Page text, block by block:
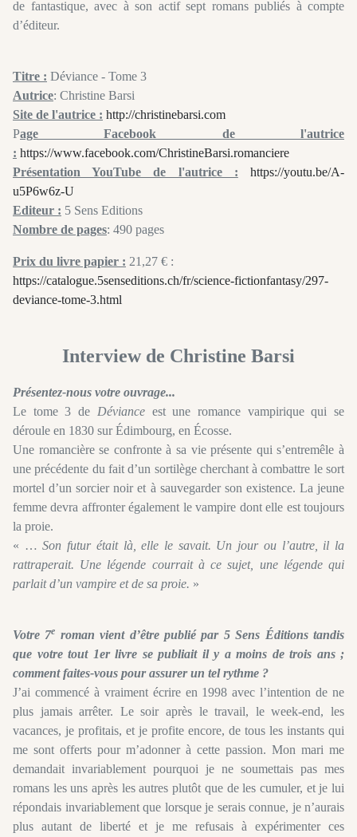
de fantastique, avec à son actif sept romans publiés à compte
d’éditeur.
Titre : Déviance - Tome 3
Autrice: Christine Barsi
Site de l'autrice : http://christinebarsi.com
Page Facebook de l'autrice
: https://www.facebook.com/ChristineBarsi.romanciere
Présentation YouTube de l'autrice :
https://youtu.be/A-
u5P6w6z-U
Editeur : 5 Sens Editions
Nombre de pages: 490 pages
Prix du livre papier : 21,27 € :
https://catalogue.5senseditions.ch/fr/science-fictionfantasy/297-
deviance-tome-3.html
Interview de Christine Barsi
Présentez-nous votre ouvrage...
Le tome 3 de Dévianceest une romance vampirique qui se
déroule en 1830 sur Édimbourg, en Écosse.
Une romancière se confronte à sa vie présente qui s’entremêle à
une précédente du fait d’un sortilège cherchant à combattre le sort
mortel d’un sorcier noir et à sauvegarder son existence. La jeune
femme devra affronter également le vampire dont elle est toujours
la proie.
« …Son futur était là, elle le savait. Un jour ou l’autre, il la
rattraperait. Une légende courrait à ce sujet, une légende qui
parlait d’un vampire et de sa proie. »
Votre 7e roman vient d’être publié par 5 Sens Éditions tandis
que votre tout 1er livre se publiait il y a moins de trois ans ;
comment faites-vous pour assurer un tel rythme ?
J’ai commencé à vraiment écrire en 1998 avec l’intention de ne
plus jamais arrêter. Le soir après le travail, le week-end, les
vacances, je profitais, et je profite encore, de tous les instants qui
me sont offerts pour m’adonner à cette passion. Mon mari me
demandait invariablement pourquoi je ne soumettais pas mes
romans les uns après les autres plutôt que de les cumuler, et je lui
répondais invariablement que lorsque je serais connue, je n’aurais
plus autant de liberté et je me refusais à expérimenter ces